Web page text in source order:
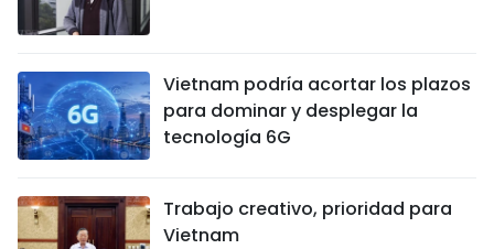
Vietnam podría acortar los plazos
para dominar y desplegar la
tecnología 6G
Trabajo creativo, prioridad para
Vietnam